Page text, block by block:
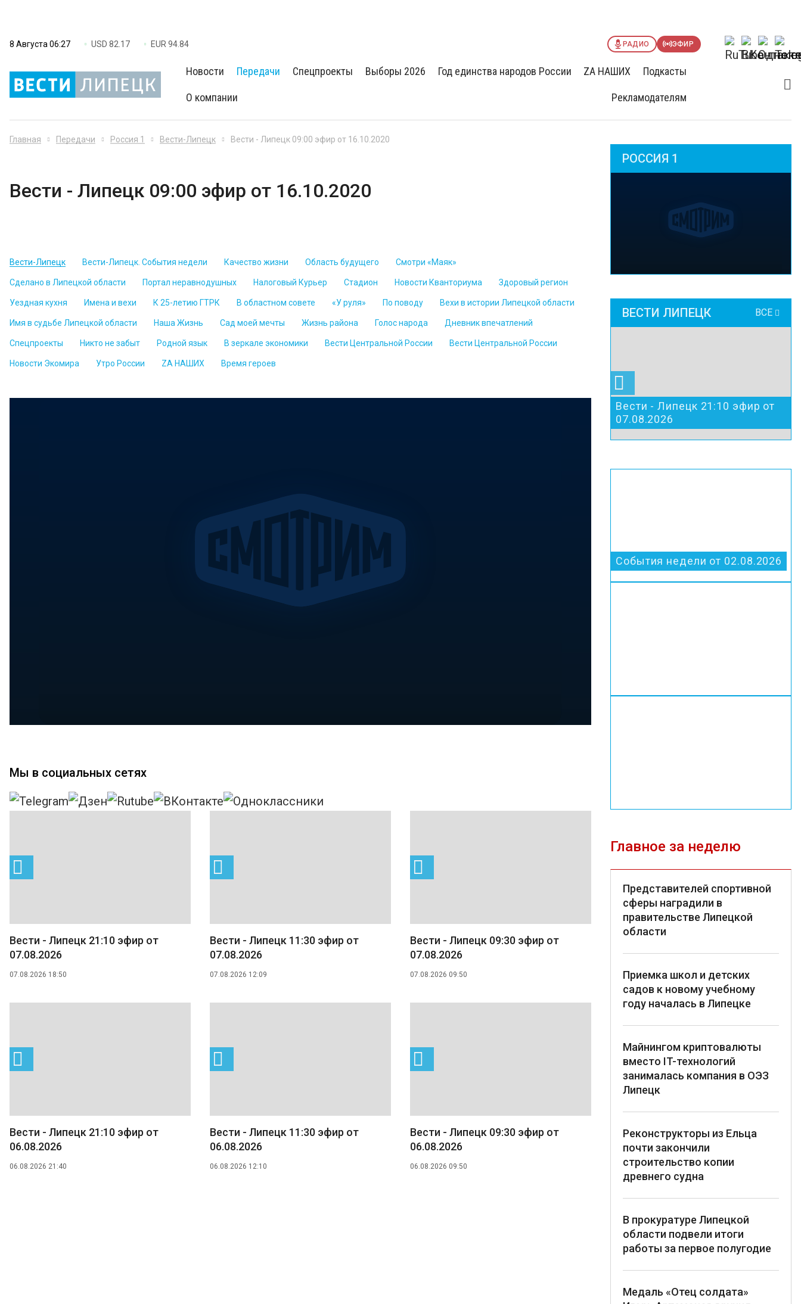
8 Августа 06:27 USD 82.17 EUR 94.84 РАДИО ЭФИР
Новости Передачи Спецпроекты Выборы 2026 Год единства народов России ZА НАШИХ Подкасты
О компании Рекламодателям
Главная Передачи Россия 1 Вести-Липецк Вести - Липецк 09:00 эфир от 16.10.2020
Вести - Липецк 09:00 эфир от 16.10.2020
Вести-Липецк Вести-Липецк. События недели Качество жизни Область будущего Смотри «Маяк»
Сделано в Липецкой области Портал неравнодушных Налоговый Курьер Стадион Новости Кванториума Здоровый регион
Уездная кухня Имена и вехи К 25-летию ГТРК В областном совете «У руля» По поводу Вехи в истории Липецкой области
Имя в судьбе Липецкой области Наша Жизнь Сад моей мечты Жизнь района Голос народа Дневник впечатлений
Спецпроекты Никто не забыт Родной язык В зеркале экономики Вести Центральной России Вести Центральной России
Новости Экомира Утро России ZА НАШИХ Время героев
Мы в социальных сетях
Вести - Липецк 21:10 эфир от
07.08.2026
07.08.2026 18:50
Вести - Липецк 11:30 эфир от
07.08.2026
07.08.2026 12:09
Вести - Липецк 09:30 эфир от
07.08.2026
07.08.2026 09:50
Вести - Липецк 21:10 эфир от
06.08.2026
06.08.2026 21:40
Вести - Липецк 11:30 эфир от
06.08.2026
06.08.2026 12:10
Вести - Липецк 09:30 эфир от
06.08.2026
06.08.2026 09:50
РОССИЯ 1
ВЕСТИ ЛИПЕЦК ВСЕ
Вести - Липецк 21:10 эфир от
07.08.2026
События недели от 02.08.2026
Главное за неделю
Представителей спортивной
сферы наградили в
правительстве Липецкой
области
Приемка школ и детских
садов к новому учебному
году началась в Липецке
Майнингом криптовалюты
вместо IT-технологий
занималась компания в ОЭЗ
Липецк
Реконструкторы из Ельца
почти закончили
строительство копии
древнего судна
В прокуратуре Липецкой
области подвели итоги
работы за первое полугодие
Медаль «Отец солдата»